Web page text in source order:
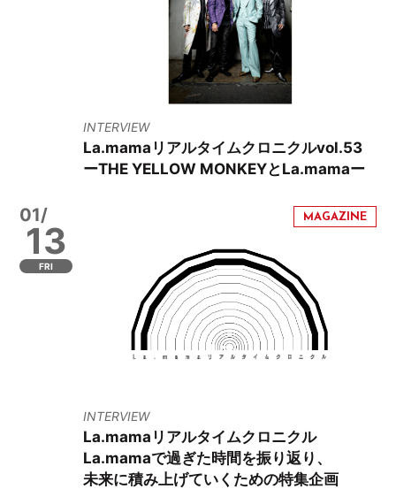
INTERVIEW
La.mamaリアルタイムクロニクルvol.53
ーTHE YELLOW MONKEYとLa.mamaー
01/
13
FRI
INTERVIEW
La.mamaリアルタイムクロニクル
La.mamaで過ぎた時間を振り返り、
未来に積み上げていくための特集企画